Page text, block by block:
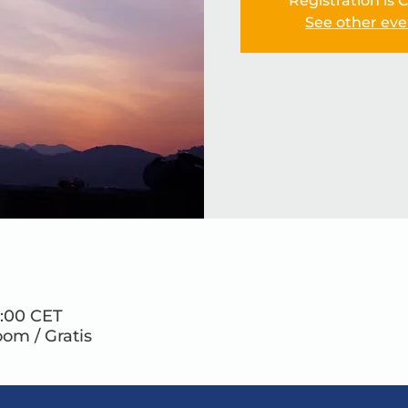
See other
CET
/ Gratis